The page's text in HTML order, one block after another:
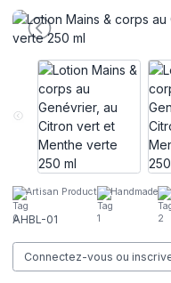
Artisan Product Handmade
AHBL-01
Connectez-vous ou